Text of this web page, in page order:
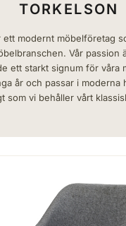
TORKELSON
ett modernt möbelföretag
Vår passion
ett starkt signum för våra
år och passar i moderna
som vi behåller vårt